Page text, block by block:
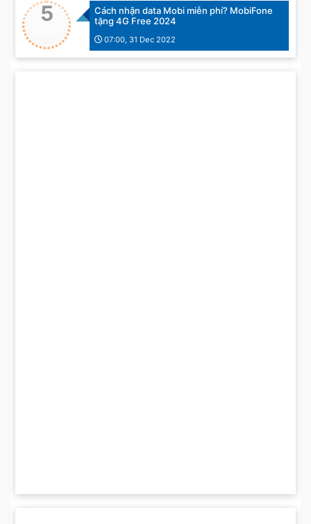
5
Cách nhận data Mobi miễn phí? MobiFone
tặng 4G Free 2024
07:00, 31 Dec 2022